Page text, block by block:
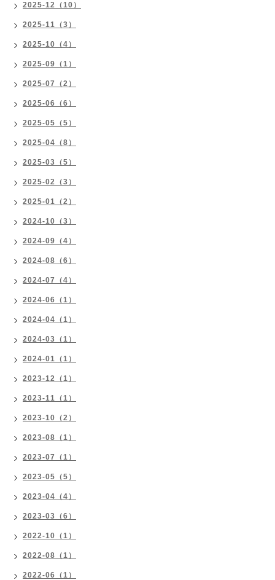
2025-12（10）
2025-11（3）
2025-10（4）
2025-09（1）
2025-07（2）
2025-06（6）
2025-05（5）
2025-04（8）
2025-03（5）
2025-02（3）
2025-01（2）
2024-10（3）
2024-09（4）
2024-08（6）
2024-07（4）
2024-06（1）
2024-04（1）
2024-03（1）
2024-01（1）
2023-12（1）
2023-11（1）
2023-10（2）
2023-08（1）
2023-07（1）
2023-05（5）
2023-04（4）
2023-03（6）
2022-10（1）
2022-08（1）
2022-06（1）